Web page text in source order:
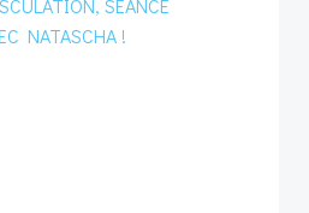
NATASCHA !